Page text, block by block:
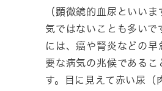
（顕微鏡的血尿といい
気ではないことも多いで
には、癌や腎炎などの早
要な病気の兆候であるこ
す。目に見えて赤い尿（